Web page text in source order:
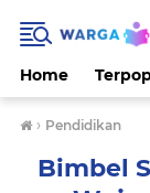
Home
› Pendidikan
Bimbel